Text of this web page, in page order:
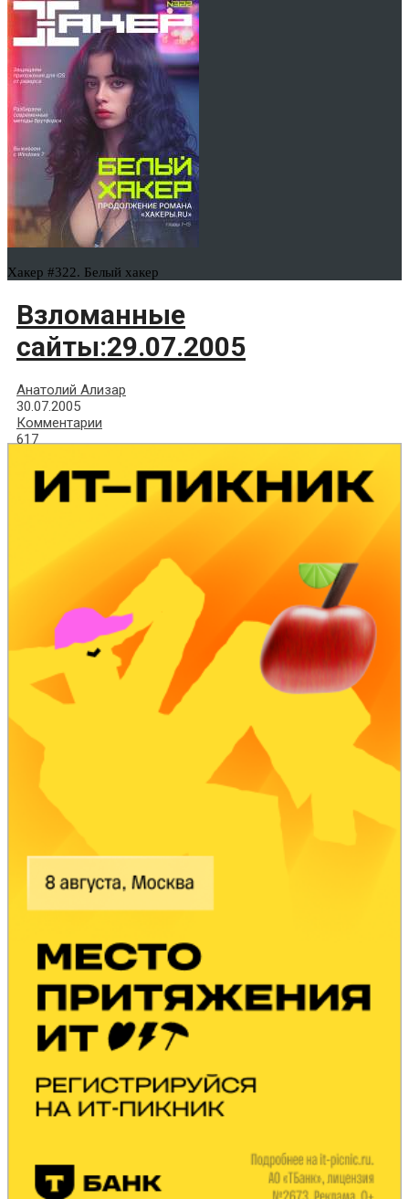
Хакер #322. Белый хакер
Взломанные
сайты:29.07.2005
Анатолий Ализар
30.07.2005
Комментарии
617